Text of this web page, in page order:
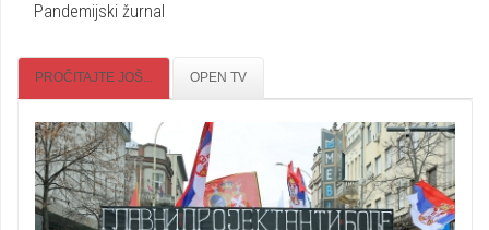
Pandemijski žurnal
PROČITAJTE JOŠ... OPEN TV